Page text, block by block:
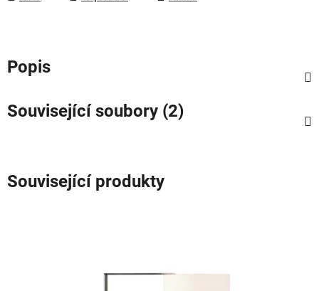
Popis
Související soubory (2)
Související produkty